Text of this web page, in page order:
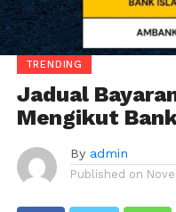
TRENDING
Jadual
Mengikut
By admin
Published on